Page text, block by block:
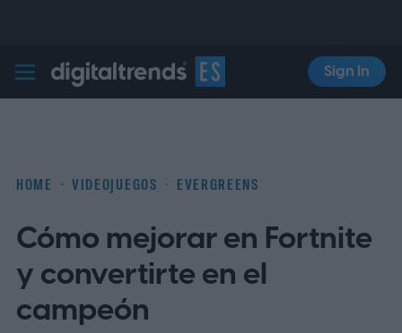
Digital Trends Español
Sign In
HOME VIDEOJUEGOS EVERGREENS
Cómo mejorar en Fortnite
y convertirte en el
campeón